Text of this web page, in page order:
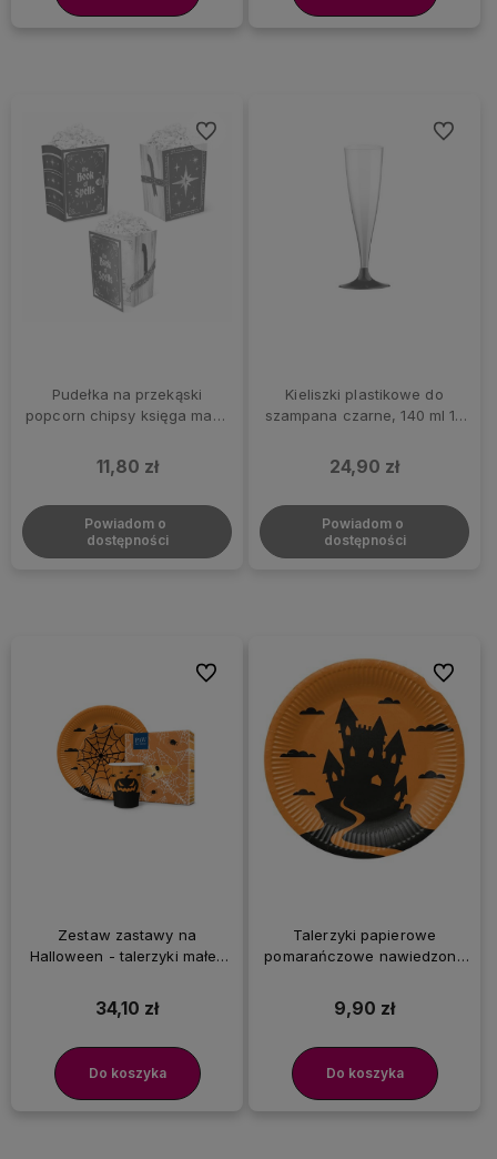
Pudełka na przekąski
popcorn chipsy księga magii
11,80 zł
Powiadom o
dostępności
Do ulubionych
Kieliszki plastikowe do
szampana czarne, 140 ml 10
24,90 zł
Powiadom o
dostępności
Do
Zestaw zastawy na
Halloween - talerzyki małe i
34,10 zł
Do koszyka
Do ulubionych
Talerzyki papierowe
pomarańczowe nawiedzony
9,90 zł
Do koszyka
Do